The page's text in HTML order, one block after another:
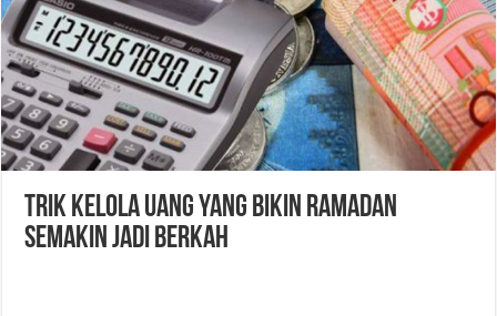
Trik Kelola Uang yang Bikin Ramadan
Semakin Jadi Berkah